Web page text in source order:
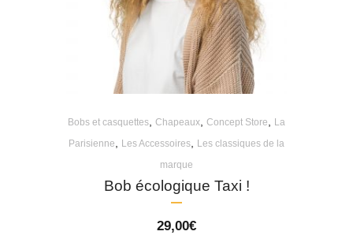
Bobs et casquettes Chapeaux Concept Store
La
Parisienne
Les Accessoires
Les classiques de la
marque
Bob écologique Taxi !
29,00€